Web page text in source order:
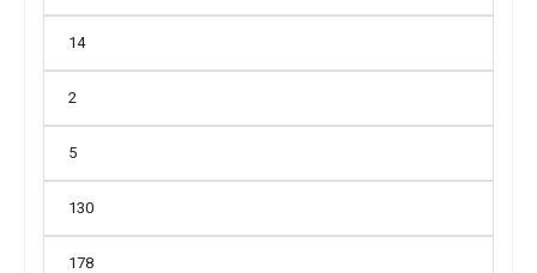
14
2
5
130
178